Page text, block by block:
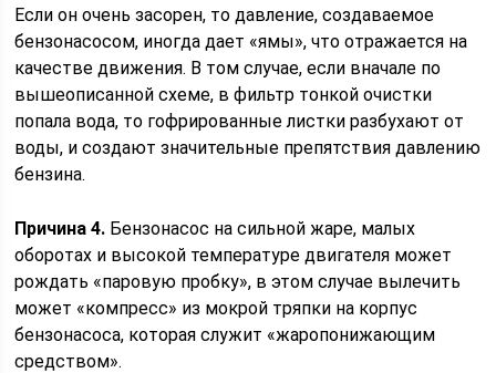
Если он очень засорен, то давление, создаваемое
бензонасосом, иногда дает «ямы», что отражается на
качестве движения. В том случае, если вначале по
вышеописанной схеме, в фильтр тонкой очистки
попала вода, то гофрированные листки разбухают от
воды, и создают значительные препятствия давлению
бензина.
Причина 4. Бензонасос на сильной жаре, малых
оборотах и высокой температуре двигателя может
рождать «паровую пробку», в этом случае вылечить
может «компресс» из мокрой тряпки на корпус
бензонасоса, которая служит «жаропонижающим
средством».